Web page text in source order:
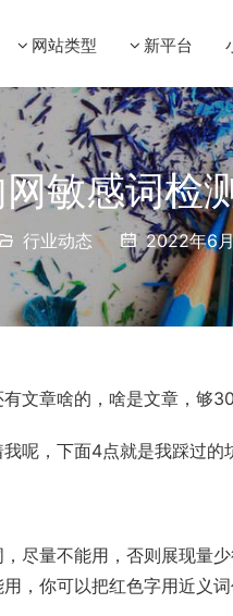
网站类型 新平台
敏感词检
行业动态 2022年6
文章啥的，啥是文章，够
呢，下面4点就是我踩过的
尽量不能用，否则展现量
，你可以把红色字用近义词